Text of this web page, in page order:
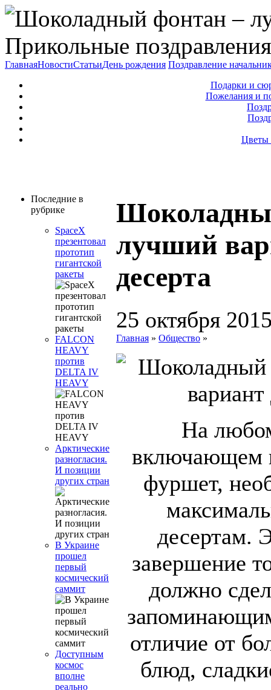
Прикольные
ГлавнаяНовостиСтатьиДень рождения Поздравление
Подарки и
Пожелания и
Цветы
Последние в
рубрике
SpaceX
презентовал
прототип
гигантской
ракеты
FALCON
HEAVY
против
DELTA IV
HEAVY
Арктические
разногласия.
И позиции
других стран
В Украине
прошел
первый
космический
саммит
Доступным
космос
вполне
реально
лучший
десерта
25 октября
Главная » Общество »
На
включающем
фуршет,
десертам.
завершение
должно
отличие от
блюд,